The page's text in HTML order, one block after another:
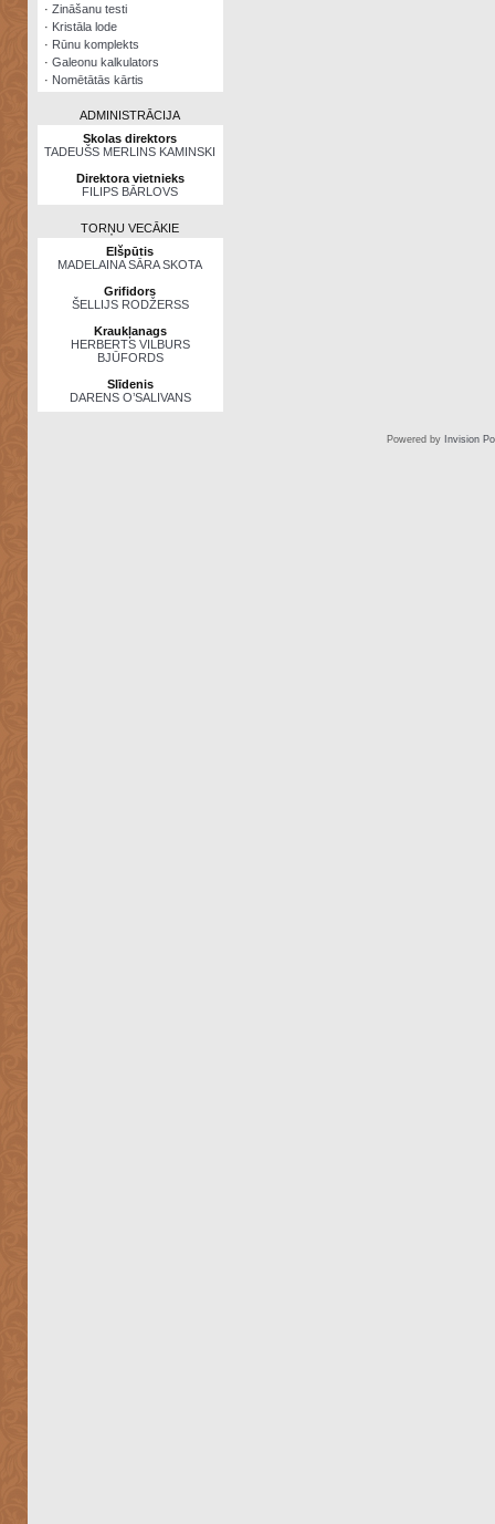
· Zināšanu testi
· Kristāla lode
· Rūnu komplekts
· Galeonu kalkulators
· Nomētātās kārtis
ADMINISTRĀCIJA
Skolas direktors
TADEUŠS MERLINS KAMINSKI
Direktora vietnieks
FILIPS BĀRLOVS
TORŅU VECĀKIE
Elšpūtis
MADELAINA SĀRA SKOTA
Grifidors
ŠELLIJS RODŽERSS
Kraukļanags
HERBERTS VILBURS
BJŪFORDS
Slīdenis
DARENS O’SALIVANS
Powered by Invision